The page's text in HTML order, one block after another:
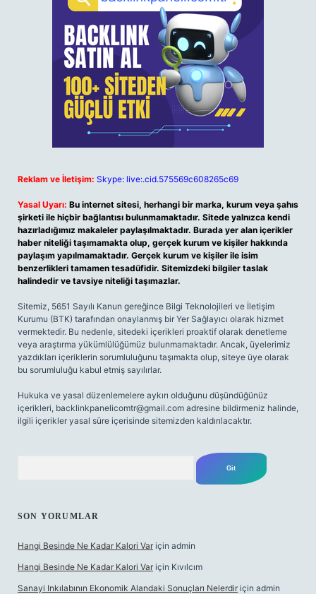
Reklam ve İletişim: Skype: live:.cid.575569c608265c69
Yasal Uyarı: Bu internet sitesi, herhangi bir marka, kurum veya şahıs
şirketi ile hiçbir bağlantısı bulunmamaktadır. Sitede yalnızca kendi
hazırladığımız makaleler paylaşılmaktadır. Burada yer alan içerikler
haber niteliği taşımamakta olup, gerçek kurum ve kişiler hakkında
paylaşım yapılmamaktadır. Gerçek kurum ve kişiler ile isim
benzerlikleri tamamen tesadüfidir. Sitemizdeki bilgiler taslak
halindedir ve tavsiye niteliği taşımazlar.
Sitemiz, 5651 Sayılı Kanun gereğince Bilgi Teknolojileri ve İletişim
Kurumu (BTK) tarafından onaylanmış bir Yer Sağlayıcı olarak hizmet
vermektedir. Bu nedenle, sitedeki içerikleri proaktif olarak denetleme
veya araştırma yükümlülüğümüz bulunmamaktadır. Ancak, üyelerimiz
yazdıkları içeriklerin sorumluluğunu taşımakta olup, siteye üye olarak
bu sorumluluğu kabul etmiş sayılırlar.
Hukuka ve yasal düzenlemelere aykırı olduğunu düşündüğünüz
içerikleri, backlinkpanelicomtr@gmail.com adresine bildirmeniz halinde,
ilgili içerikler yasal süre içerisinde sitemizden kaldırılacaktır.
SON YORUMLAR
Hangi Besinde Ne Kadar Kalori Var için admin
Hangi Besinde Ne Kadar Kalori Var için Kıvılcım
Sanayi Inkılabının Ekonomik Alandaki Sonuçları Nelerdir için admin